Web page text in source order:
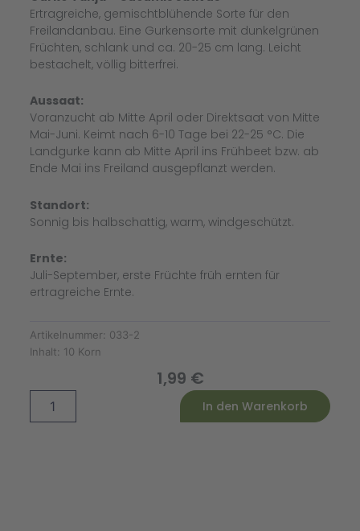
Ertragreiche, gemischtblühende Sorte für den
Freilandanbau. Eine Gurkensorte mit dunkelgrünen
Früchten, schlank und ca. 20-25 cm lang. Leicht
bestachelt, völlig bitterfrei.
Aussaat:
Voranzucht ab Mitte April oder Direktsaat von Mitte
Mai-Juni. Keimt nach 6-10 Tage bei 22-25 °C. Die
Landgurke kann ab Mitte April ins Frühbeet bzw. ab
Ende Mai ins Freiland ausgepflanzt werden.
Standort:
Sonnig bis halbschattig, warm, windgeschützt.
Ernte:
Juli-September, erste Früchte früh ernten für
ertragreiche Ernte.
Artikelnummer: 033-2
Inhalt: 10 Korn
1,99 €
Tanja
In den Warenkorb
Alternative: